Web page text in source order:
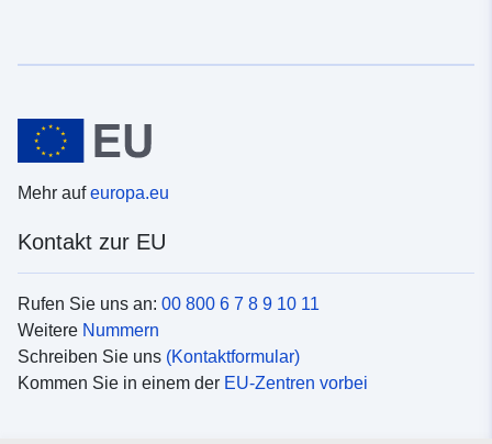
Mehr aufeuropa.eu
Kontakt zur EU
Rufen Sie uns an: 00 800 6 7 8 9 10 11
Weitere Nummern
Schreiben Sie uns (Kontaktformular)
Kommen Sie in einem der EU-Zentren vorbei